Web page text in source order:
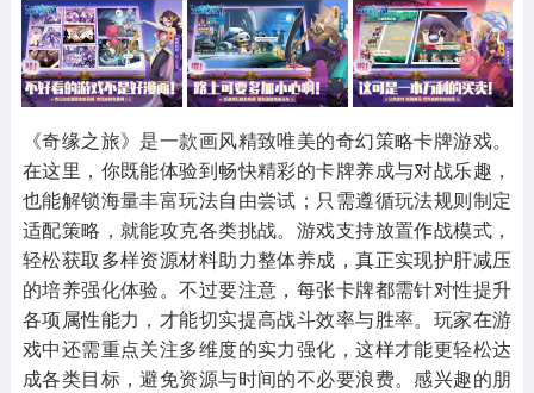
269款应用
2716款应用
515款应用
其他
1654款应用
游戏助手
515款应用
MOD游戏
1056款应用
《奇缘之旅》是一款画风精致唯美的奇幻策略卡牌游戏。
在这里，你既能体验到畅快精彩的卡牌养成与对战乐趣，
也能解锁海量丰富玩法自由尝试；只需遵循玩法规则制定
适配策略，就能攻克各类挑战。游戏支持放置作战模式，
轻松获取多样资源材料助力整体养成，真正实现护肝减压
的培养强化体验。不过要注意，每张卡牌都需针对性提升
各项属性能力，才能切实提高战斗效率与胜率。玩家在游
戏中还需重点关注多维度的实力强化，这样才能更轻松达
成各类目标，避免资源与时间的不必要浪费。感兴趣的朋